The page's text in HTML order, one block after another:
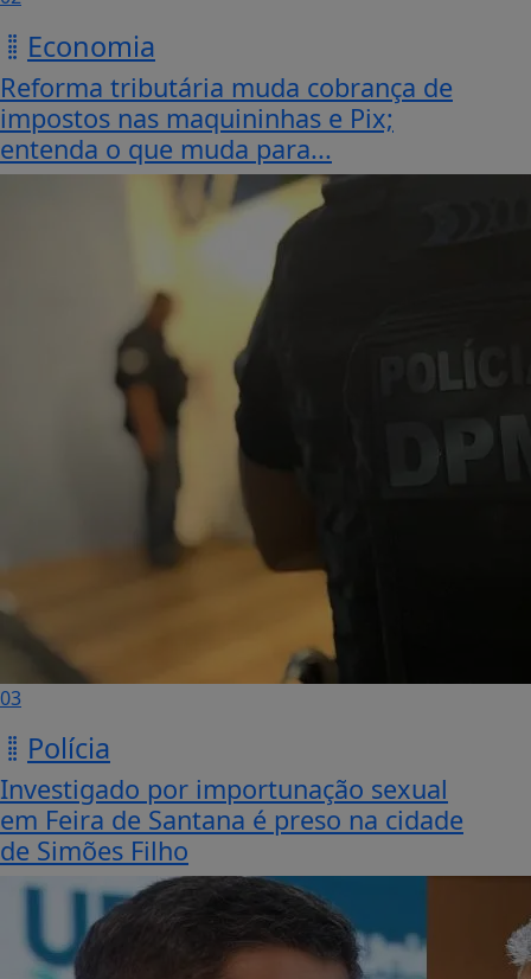
Economia
Reforma tributária muda cobrança de
impostos nas maquininhas e Pix;
entenda o que muda para...
03
Polícia
Investigado por importunação sexual
em Feira de Santana é preso na cidade
de Simões Filho